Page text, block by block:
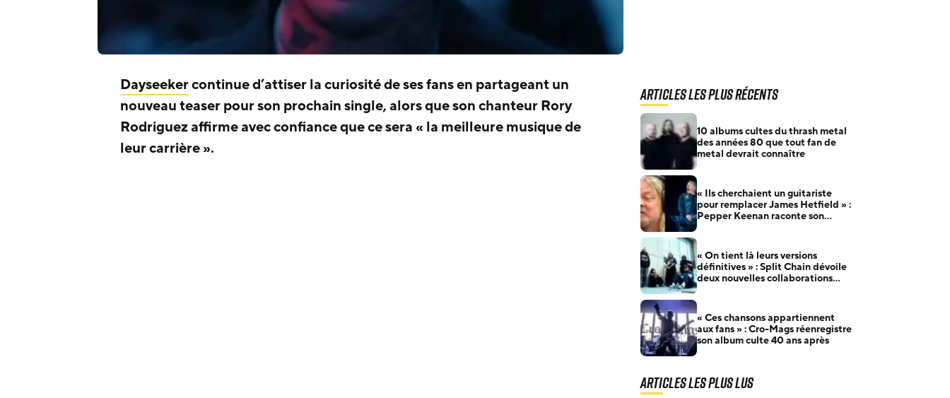
Dayseekercontinue d’attiser la curiosité de ses fans en partageant un
nouveau teaser pour son prochain single, alors que son chanteur Rory
Rodriguez affirme avec confiance que ce sera « la meilleure musique de
leur carrière ».
Articles les plus récents
10 albums cultes du thrash metal
des années 80 que tout fan de
metal devrait connaître
« Ils cherchaient un guitariste
pour remplacer James Hetfield » :
Pepper Keenan raconte son
« On tient là leurs versions
définitives » : Split Chain dévoile
deux nouvelles collaborations
« Ces chansons appartiennent
aux fans » : Cro-Mags réenregistre
son album culte 40 ans après
Articles les plus lus